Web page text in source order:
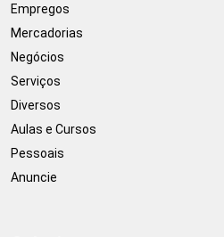
Empregos
Mercadorias
Negócios
Serviços
Diversos
Aulas e Cursos
Pessoais
Anuncie